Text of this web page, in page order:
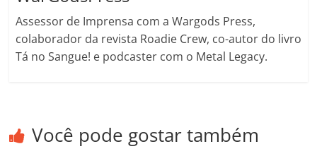
Assessor de Imprensa com a Wargods Press,
colaborador da revista Roadie Crew, co-autor do livro
Tá no Sangue! e podcaster com o Metal Legacy.
Você pode gostar também